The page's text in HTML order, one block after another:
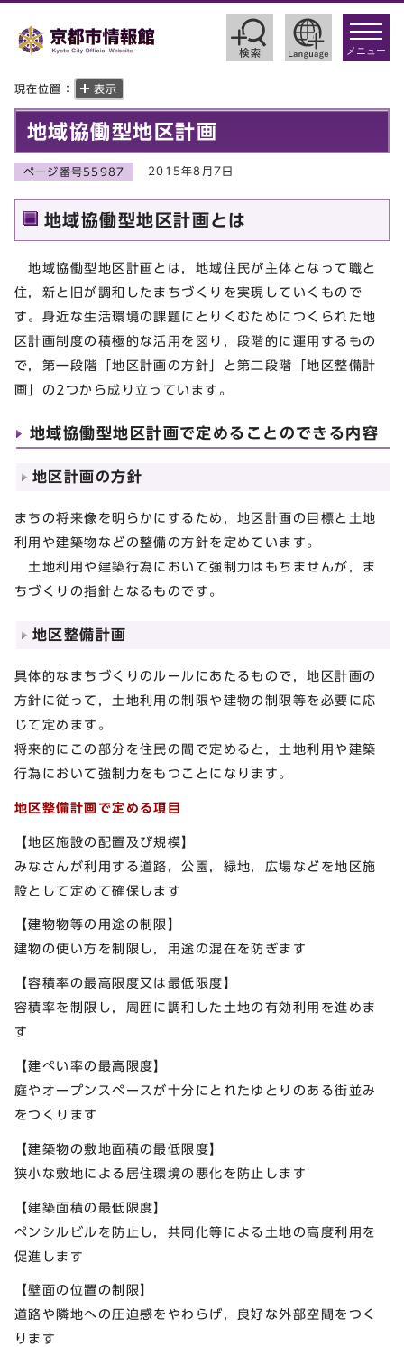
toggle
メニュー
現在位置： 表示
地域協働型地区計画
ページ番号55987 2015年8月7日
地域協働型地区計画とは
地域協働型地区計画とは，地域住民が主体となって職と
住，新と旧が調和したまちづくりを実現していくもので
す。身近な生活環境の課題にとりくむためにつくられた地
区計画制度の積極的な活用を図り，段階的に運用するもの
で，第一段階「地区計画の方針」と第二段階「地区整備計
画」の2つから成り立っています。
地域協働型地区計画で定めることのできる内容
地区計画の方針
まちの将来像を明らかにするため，地区計画の目標と土地
利用や建築物などの整備の方針を定めています。
土地利用や建築行為において強制力はもちませんが，ま
ちづくりの指針となるものです。
地区整備計画
具体的なまちづくりのルールにあたるもので，地区計画の
方針に従って，土地利用の制限や建物の制限等を必要に応
じて定めます。
将来的にこの部分を住民の間で定めると，土地利用や建築
行為において強制力をもつことになります。
地区整備計画で定める項目
【地区施設の配置及び規模】
みなさんが利用する道路，公園，緑地，広場などを地区施
設として定めて確保します
【建物物等の用途の制限】
建物の使い方を制限し，用途の混在を防ぎます
【容積率の最高限度又は最低限度】
容積率を制限し，周囲に調和した土地の有効利用を進めま
す
【建ぺい率の最高限度】
庭やオープンスペースが十分にとれたゆとりのある街並み
をつくります
【建築物の敷地面積の最低限度】
狭小な敷地による居住環境の悪化を防止します
【建築面積の最低限度】
ペンシルビルを防止し，共同化等による土地の高度利用を
促進します
【壁面の位置の制限】
道路や隣地への圧迫感をやわらげ，良好な外部空間をつく
ります